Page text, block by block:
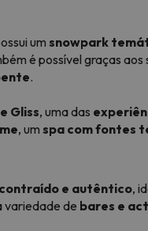
um snowpark
é possível graças aos
.
Gliss, uma das
, um spa com fontes
e autêntico,
variedade de bares e